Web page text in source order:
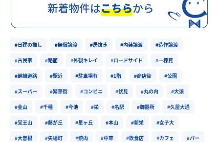
#日建の推し #無償譲渡 #居抜き #内装譲渡 #造作譲渡
#古民家 #路面 #外観キレイ #ロードサイド #一棟貸
#幹線道路 #駅近 #駐車場有 #1階 #商店街 #公園
#スーパー #繁華街 #コンビニ #伏見 #丸の内 #大須
#金山 #千種 #今池 #栄 #名駅 #御器所 #久屋大通
#覚王山 #藤が丘 #星ヶ丘 #本山 #新栄 #女子大
#大曽根 #矢場町 #焼肉 #中華 #飲食店 #カフェ #バー